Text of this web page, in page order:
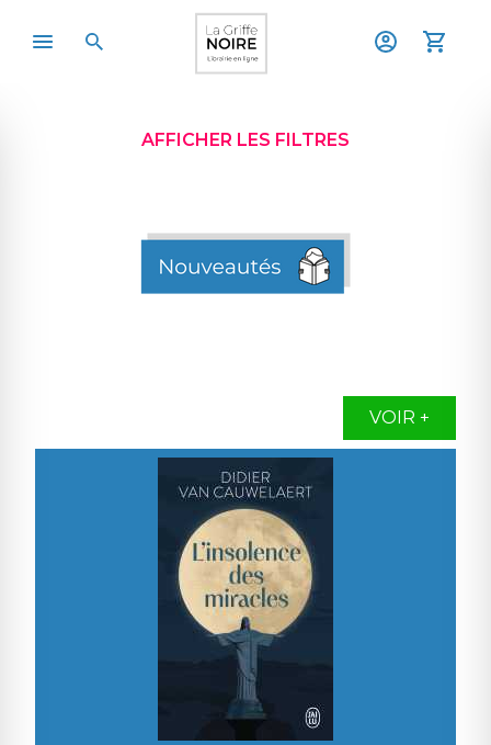
AFFICHER LES FILTRES
VOIR +